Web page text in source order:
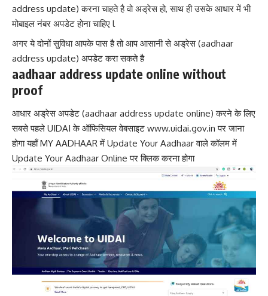
address update) करना चाहते है वो अड्रेस हो, साथ ही उसके आधार में भी
मोबाइल नंबर अपडेट होना चाहिए l
अगर ये दोनों सुविधा आपके पास है तो आप आसानी से अड्रेस (aadhaar
address update) अपडेट करा सकते है
aadhaar address update online without
proof
आधार अड्रेस अपडेट (aadhaar address update online) करने के लिए
सबसे पहले UIDAI के ऑफिसियल वेबसाइट www.uidai.gov.in पर जाना
होगा यहाँ MY AADHAAR में Update Your Aadhaar वाले कॉलम में
Update Your Aadhaar Online पर क्लिक करना होगा